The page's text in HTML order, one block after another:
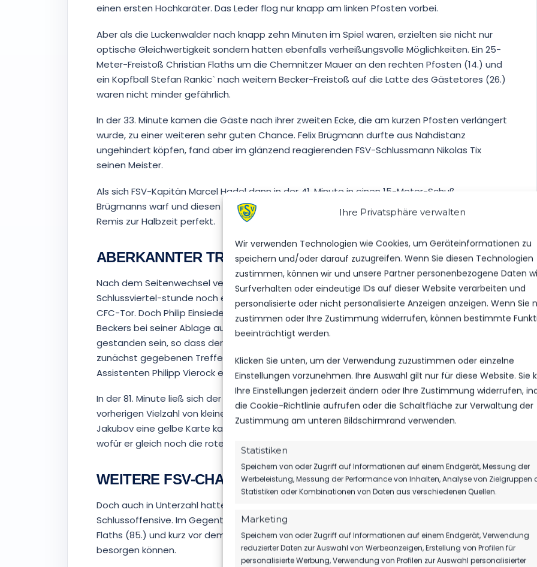
Ihre Privatsphäre verwalten
Wir verwenden Technologien wie Cookies, um Geräteinformationen zu
speichern und/oder darauf zuzugreifen. Wenn Sie diesen Technologien
zustimmen, können wir und unsere Partner personenbezogene Daten
Surfverhalten oder eindeutige IDs auf dieser Website verarbeiten und
personalisierte oder nicht personalisierte Anzeigen anzeigen. Wenn Sie
zustimmen oder Ihre Zustimmung widerrufen, können bestimmte
beeinträchtigt werden.
Klicken Sie unten, um der Verwendung zuzustimmen oder einzelne
Einstellungen vorzunehmen. Ihre Auswahl gilt nur für diese Website. Sie
Ihre Einstellungen jederzeit ändern oder Ihre Zustimmung widerrufen,
die Cookie-Richtlinie aufrufen oder die Schaltfläche zur Verwaltung der
Zustimmung am unteren Bildschirmrand verwenden.
Statistiken
Speichern von oder Zugriff auf Informationen auf einem Endgerät, Messung der
Werbeleistung, Messung der Performance von Inhalten, Analyse von Zielgruppen
Statistiken oder Kombinationen von Daten aus verschiedenen Quellen.
Marketing
Speichern von oder Zugriff auf Informationen auf einem Endgerät, Verwendung
reduzierter Daten zur Auswahl von Werbeanzeigen, Erstellung von Profilen für
personalisierte Werbung, Verwendung von Profilen zur Auswahl personalisierter
einen ersten Hochkaräter. Das Leder flog nur knapp am linken Pfosten vorbei.
Aber als die Luckenwalder nach knapp zehn Minuten im Spiel waren, erzielten sie nicht nur
optische Gleichwertigkeit sondern hatten ebenfalls verheißungsvolle Möglichkeiten. Ein 25-
Meter-Freistoß Christian Flaths um die Chemnitzer Mauer an den rechten Pfosten (14.) und
ein Kopfball Stefan Rankic` nach weitem Becker-Freistoß auf die Latte des Gästetores (26.)
waren nicht minder gefährlich.
In der 33. Minute kamen die Gäste nach ihrer zweiten Ecke, die am kurzen Pfosten verlängert
wurde, zu einer weiteren sehr guten Chance. Felix Brügmann durfte aus Nahdistanz
ungehindert köpfen, fand aber im glänzend reagierenden FSV-Schlussmann Nikolas Tix
seinen Meister.
Als sich FSV-Kapitän Marcel Hadel dann in der 41. Minute in einen 15-Meter-Schuß
Brügmanns warf und diesen zu einer weiteren CFC-Ecke abblocken konnte, war das torlose
Remis zur Halbzeit perfekt.
ABERKANNTER TREFFER – UNNÖTIGER PLATZVERWEIS
Nach dem Seitenwechsel verflachte die Partie zunächst, erfuhr dann aber in der
Schlussviertel-stunde noch einige Höhepunkte. In der 77. Minute landete das Leder gar im
CFC-Tor. Doch Philip Einsiedel soll nach einem abgeblockten Hinterhaltsschuss Daniel
Beckers bei seiner Ablage auf den vermeintlichen Torschützen Simon Gollnack im Abseits
gestanden sein, so dass der Luckenwalder Torjubel über den von Schieri Wiethüchter
zunächst gegebenen Treffer schnell abebbte. Nach Rücksprache des Schieris mit seinem
Assistenten Philipp Vierock entschied er dann aber doch noch auf Abseits (77.).
In der 81. Minute ließ sich der stets einsatzstarke Simon Gollnack, nachdem er auf Grund der
vorherigen Vielzahl von kleineren Fouls nach einer unnötigen Festhalte gegen Torhüter
Jakubov eine gelbe Karte kassiert hatte, wohl zu einem überflüssigen Kommentar hinreißen,
wofür er gleich noch die rote Karte sah.
WEITERE FSV-CHANCEN
Doch auch in Unterzahl hatten die Braune-Schützlinge keine Probleme bei der Chemnitzer
Schlussoffensive. Im Gegenteil, zunächst hätten Till Plumpe nach tollem Zuspiel Christian
Flaths (85.) und kurz vor dem Abpfiff Luca Dahlke (93.) gar noch den Siegtreffer für ihr Team
besorgen können.